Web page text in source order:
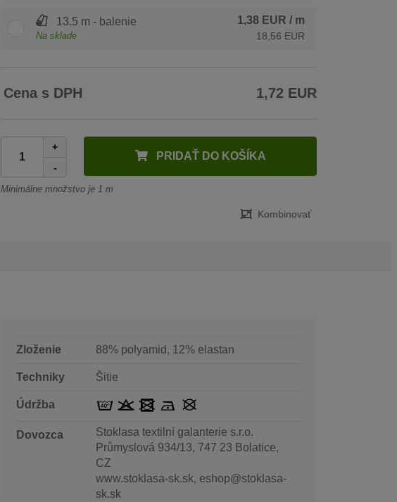
13.5 m - balenie
Na sklade
1,38 EUR / m
18,56 EUR
Cena s DPH 1,72 EUR
+
-
PRIDAŤ DO KOŠÍKA
Minimálne množstvo je 1 m
Kombinovať
Zloženie 88% polyamid, 12% elastan
Techniky Šitie
Údržba
Dovozca
Stoklasa textilní galanterie s.r.o.
Průmyslová 934/13, 747 23 Bolatice,
CZ
www.stoklasa-sk.sk, eshop@stoklasa-
sk.sk